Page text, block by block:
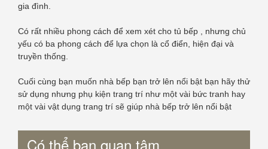
gia đình.
Có rất nhiều phong cách để xem xét cho tủ bếp , nhưng chủ
yếu có ba phong cách để lựa chọn là cổ điển, hiện đại và
truyền thống.
Cuối cùng bạn muốn nhà bếp bạn trở lên nổi bật bạn hãy thử
sử dụng nhưng phụ kiện trang trí như một vài bức tranh hay
một vài vật dụng trang trí sẽ giúp nhà bếp trở lên nổi bật
Có thể bạn quan tâm